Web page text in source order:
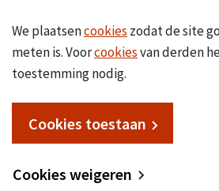
We plaatsencookies zodat de site
meten is. Voorcookiesvan derden
toestemming nodig.
Cookies toestaan
Cookies weigeren